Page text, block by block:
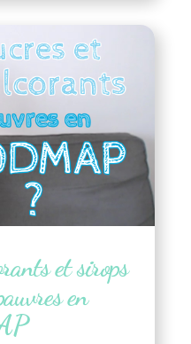
et sirops
en